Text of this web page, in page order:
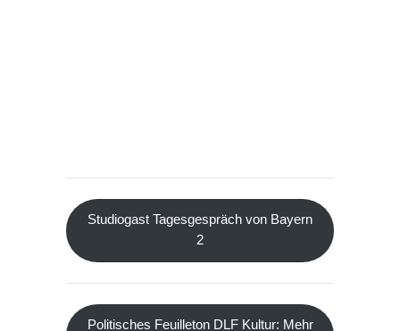
Studiogast Tagesgespräch von Bayern
2
Politisches Feuilleton DLF Kultur: Mehr